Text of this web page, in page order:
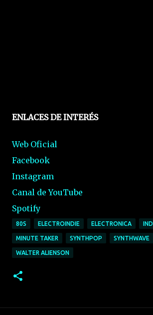
ENLACES DE INTERÉS
Web Oficial
Facebook
Instagram
Canal de YouTube
Spotify
80S ELECTROINDIE ELECTRONICA
MINUTE TAKER SYNTHPOP SYNTHWAVE
WALTER ALIENSON